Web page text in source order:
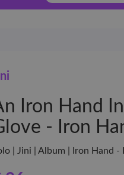
Iron Hand
- Iron
| Jini | Album | Iron Hand -